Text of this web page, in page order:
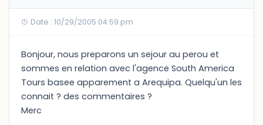
Date : 10/29/2005 04:59 pm
Bonjour, nous preparons un sejour au perou et
sommes en relation avec l'agence South America
Tours basee apparement a Arequipa. Quelqu'un les
connait ? des commentaires ?
Merc